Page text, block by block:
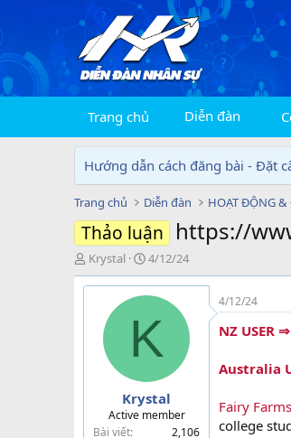
Trang chủ Diễn đàn
Hướng dẫn cách đăng bài - Đặt
Trang chủ Diễn đàn HOẠT ĐỘNG
Thảo luận https://
T
h
r
Krystal
N
g
à
g
ử
4/12/24
K
Krystal
Active member
Bài viết
2,106
4/12/24
NZ USER
Australia
Fairy
college